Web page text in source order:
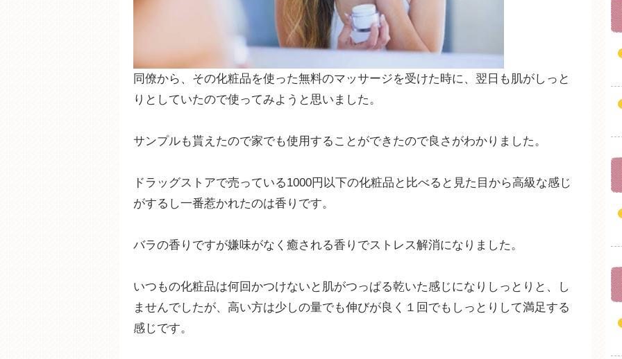
同僚から、その化粧品を使った無料のマッサージを受けた時に、翌日も肌がしっと
りとしていたので使ってみようと思いました。
サンプルも貰えたので家でも使用することができたので良さがわかりました。
ドラッグストアで売っている1000円以下の化粧品と比べると見た目から高級な感じ
がするし一番惹かれたのは香りです。
バラの香りですが嫌味がなく癒される香りでストレス解消になりました。
いつもの化粧品は何回かつけないと肌がつっぱる乾いた感じになりしっとりと、し
ませんでしたが、高い方は少しの量でも伸びが良く１回でもしっとりして満足する
感じです。